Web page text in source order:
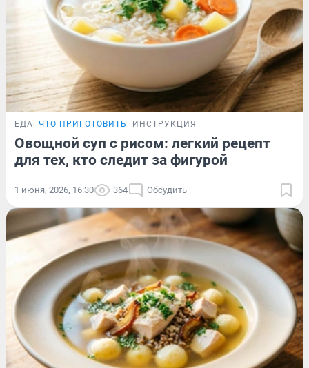
ЕДА ЧТО ПРИГОТОВИТЬ ИНСТРУКЦИЯ
Овощной суп с рисом: легкий рецепт
для тех, кто следит за фигурой
1 июня, 2026, 16:30 364 Обсудить